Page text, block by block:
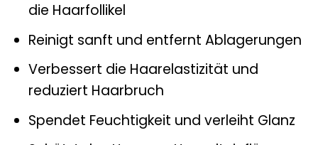
die Haarfollikel
Reinigt sanft und entfernt Ablagerungen
Verbessert die Haarelastizität und
reduziert Haarbruch
Spendet Feuchtigkeit und verleiht Glanz